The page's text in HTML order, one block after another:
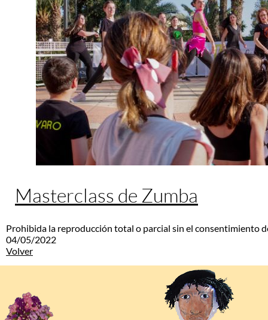
Masterclass de Zumba
Prohibida la reproducción total o parcial sin el consentimiento
04/05/2022
Volver